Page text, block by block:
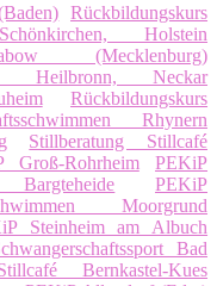
Rückbildungskurs
Holstein
(Mecklenburg)
Heilbronn, Neckar
Rückbildungskurs
Rhynern
Stillberatung Stillcafé
Groß-Rohrheim
PEKiP
Bargteheide
PEKiP
Moorgrund
Steinheim am Albuch
Bad
Bernkastel-Kues